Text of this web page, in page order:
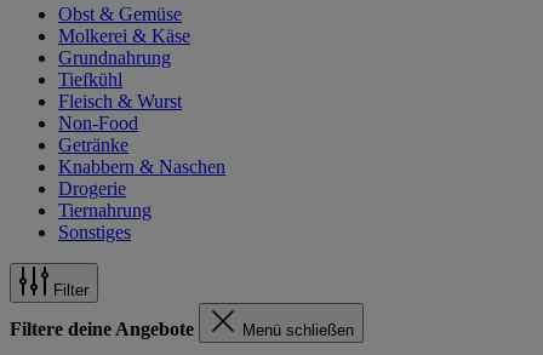
Obst & Gemüse
Molkerei & Käse
Grundnahrung
Tiefkühl
Fleisch & Wurst
Non-Food
Getränke
Knabbern & Naschen
Drogerie
Tiernahrung
Sonstiges
Filter
Filtere deine Angebote Menü schließen